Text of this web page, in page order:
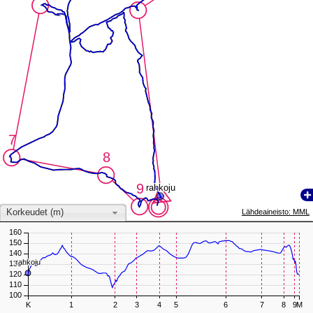
7
7
8
8
9
9 rahkoju
rahkoju
Lähdeaineisto: MML
Korkeudet (m)
K 1 2 3 4 5 6 7 8 9M
100
110
120
130
140
150
160
rahkoju
rahkoju